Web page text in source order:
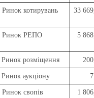
Ринок котирувань 33
Ринок РЕПО 5
Ринок розміщення
Ринок аукціону
Ринок свопів 1